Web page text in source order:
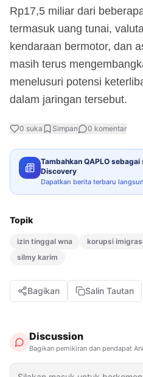
Rp17,5 miliar dari
termasuk uang tunai,
kendaraan bermotor, dan
masih terus
menelusuri potensi
dalam jaringan tersebut.
0 suka Simpan 0 komentar
Tambahkan QAPLO
Discovery
Dapatkan berita terbaru
Topik
izin tinggal wna korupsi
silmy karim
Bagikan Salin Tautan
Discussion
Bagikan pemikiran dan pendapat